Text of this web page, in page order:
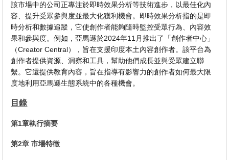
該市場中的公司正專注於即時效果分析等技術進步，以最佳化內
容、提升受眾參與度並最大化獲利機會。即時效果分析指的是即
時分析和數據追蹤，它使創作者能夠隨時監控受眾行為、內容效
果和參與度。例如，亞馬遜於2024年11月推出了「創作者中心」
（Creator Central），旨在支援印度本土內容創作者。該平台為
創作者提供資源、洞察和工具，幫助他們成長並與受眾建立聯
繫。它還提供教育內容，旨在指導有影響力的創作者如何最大限
度地利用亞馬遜生態系統中的各種機會。
目錄
第1章執行摘要
第2章 市場特徵